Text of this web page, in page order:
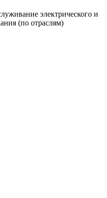
электрического и
(по отраслям)